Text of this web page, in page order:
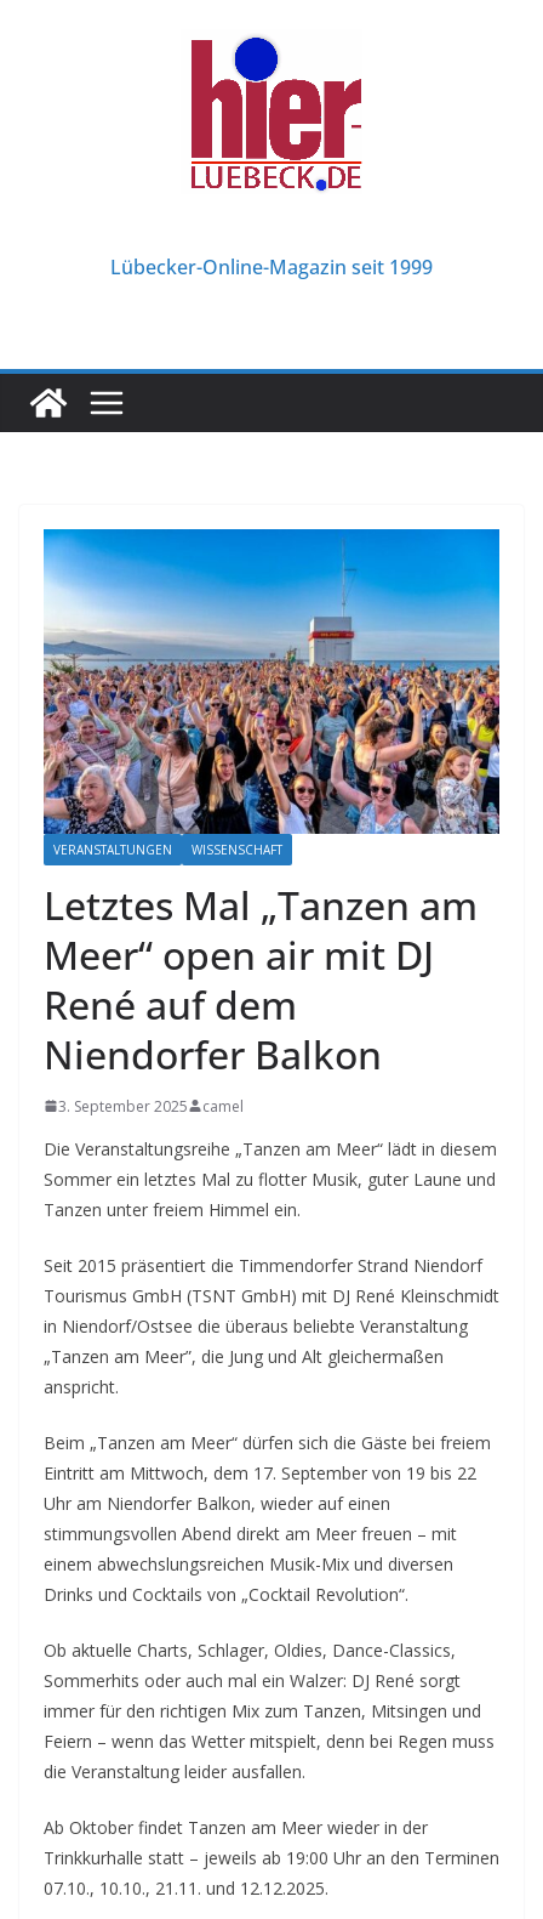
Lübecker-Online-Magazin seit 1999
VERANSTALTUNGEN WISSENSCHAFT
Letztes Mal „Tanzen am
Meer“ open air mit DJ
René auf dem
Niendorfer Balkon
3. September 2025 camel
Die Veranstaltungsreihe „Tanzen am Meer“ lädt in diesem
Sommer ein letztes Mal zu flotter Musik, guter Laune und
Tanzen unter freiem Himmel ein.
Seit 2015 präsentiert die Timmendorfer Strand Niendorf
Tourismus GmbH (TSNT GmbH) mit DJ René Kleinschmidt
in Niendorf/Ostsee die überaus beliebte Veranstaltung
„Tanzen am Meer”, die Jung und Alt gleichermaßen
anspricht.
Beim „Tanzen am Meer“ dürfen sich die Gäste bei freiem
Eintritt am Mittwoch, dem 17. September von 19 bis 22
Uhr am Niendorfer Balkon, wieder auf einen
stimmungsvollen Abend direkt am Meer freuen – mit
einem abwechslungsreichen Musik-Mix und diversen
Drinks und Cocktails von „Cocktail Revolution“.
Ob aktuelle Charts, Schlager, Oldies, Dance-Classics,
Sommerhits oder auch mal ein Walzer: DJ René sorgt
immer für den richtigen Mix zum Tanzen, Mitsingen und
Feiern – wenn das Wetter mitspielt, denn bei Regen muss
die Veranstaltung leider ausfallen.
Ab Oktober findet Tanzen am Meer wieder in der
Trinkkurhalle statt – jeweils ab 19:00 Uhr an den Terminen
07.10., 10.10., 21.11. und 12.12.2025.